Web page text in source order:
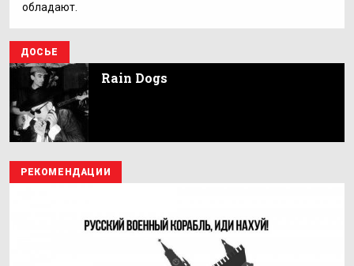
обладают.
ДОСЬЕ
Rain Dogs
РЕКОМЕНДАЦИИ